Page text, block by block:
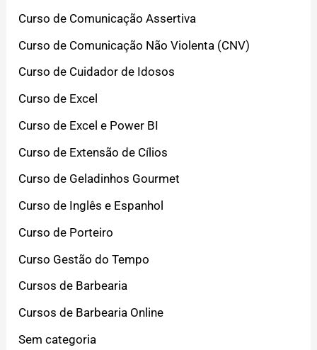
Curso de Comunicação Assertiva
Curso de Comunicação Não Violenta (CNV)
Curso de Cuidador de Idosos
Curso de Excel
Curso de Excel e Power BI
Curso de Extensão de Cílios
Curso de Geladinhos Gourmet
Curso de Inglês e Espanhol
Curso de Porteiro
Curso Gestão do Tempo
Cursos de Barbearia
Cursos de Barbearia Online
Sem categoria